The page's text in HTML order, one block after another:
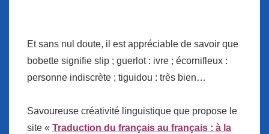
Et sans nul doute, il est appréciable de savoir que
bobette signifie slip ; guerlot : ivre ; écornifleux :
personne indiscrète ; tiguidou : très bien…
Savoureuse créativité linguistique que propose le
site « Traduction du français au français : à la